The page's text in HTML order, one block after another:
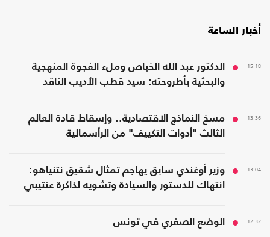
أخبار الساعة
15:18
الدكتور عبد الله الخباص وملء الفجوة المنهجية
والبحثية بأطروحته: سيد قطب الأديب الناقد
13:36
مسخ النماذج الاقتصادية.. وإسقاط قادة العالم
الثالث "أدوات التكييف" من الرأسمالية
13:04
وزير أوغندي سابق يهاجم تمثال شقيق نتنياهو:
انتهاك للدستور والسيادة وتشويه لذاكرة عنتيبي
12:32 الوضع الصفري في تونس